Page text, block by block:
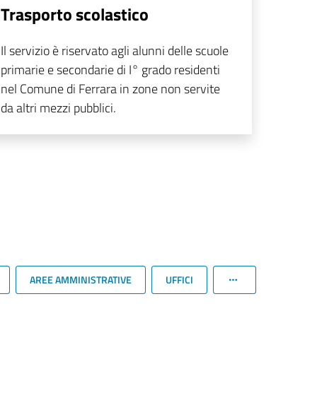
Trasporto scolastico
Il servizio è riservato agli alunni delle scuole
primarie e secondarie di I° grado residenti
nel Comune di Ferrara in zone non servite
da altri mezzi pubblici.
AREE AMMINISTRATIVE UFFICI